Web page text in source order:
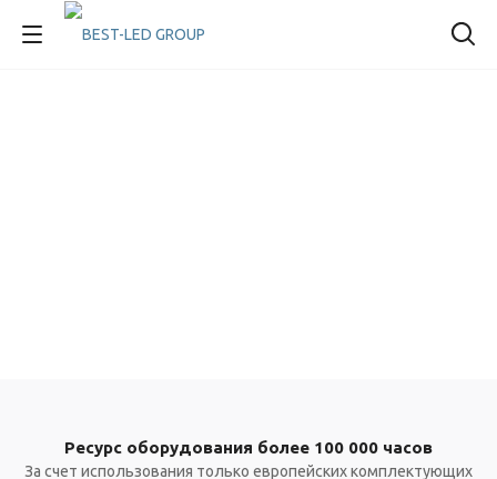
Ресурс оборудования более 100 000 часов
За счет использования только европейских комплектующих